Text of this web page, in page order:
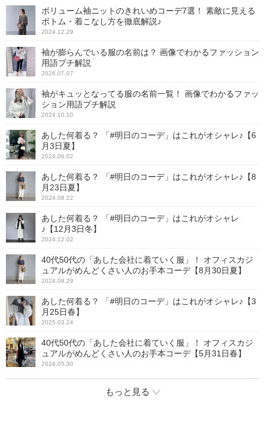
ボリューム袖ニットのきれいめコーデ7選！ 素敵に見える
ボトム・着こなし方を徹底解説♪
2024.12.29
袖が膨らんでいる服の名前は？ 画像でわかるファッション
用語プチ解説
2026.07.07
袖がキュッとなってる服の名前一覧！ 画像でわかるファッ
ション用語プチ解説
2024.10.10
あした何着る？ 「#明日のコーデ」はこれがオシャレ♪【6
月3日夏】
2024.06.02
あした何着る？ 「#明日のコーデ」はこれがオシャレ♪【8
月23日夏】
2024.08.22
あした何着る？ 「#明日のコーデ」はこれがオシャレ
♪【12月3日冬】
2024.12.02
40代50代の「あした会社に着ていく服」！ オフィスカジ
ュアルがめんどくさい人のお手本コーデ【8月30日夏】
2024.08.29
あした何着る？ 「#明日のコーデ」はこれがオシャレ♪【3
月25日春】
2025.03.24
40代50代の「あした会社に着ていく服」！ オフィスカジ
ュアルがめんどくさい人のお手本コーデ【5月31日春】
2024.05.30
もっと見る